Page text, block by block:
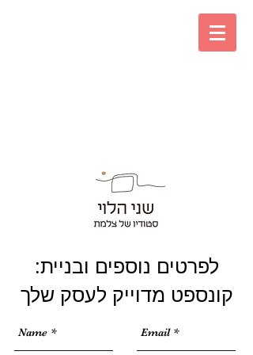
:לפרטים נוספים ובניית
קונספט מדוייק לעסק שלך